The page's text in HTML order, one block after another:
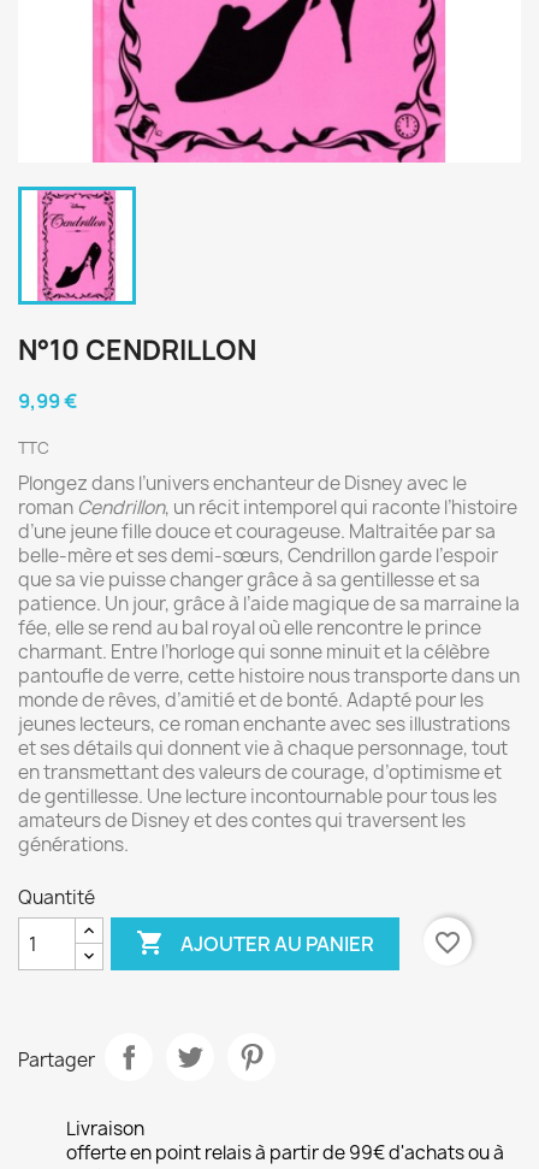
N°10 CENDRILLON
9,99 €
TTC
Plongez dans l’univers enchanteur de Disney avec le
roman Cendrillon, un récit intemporel qui raconte l’histoire
d’une jeune fille douce et courageuse. Maltraitée par sa
belle-mère et ses demi-sœurs, Cendrillon garde l’espoir
que sa vie puisse changer grâce à sa gentillesse et sa
patience. Un jour, grâce à l’aide magique de sa marraine la
fée, elle se rend au bal royal où elle rencontre le prince
charmant. Entre l’horloge qui sonne minuit et la célèbre
pantoufle de verre, cette histoire nous transporte dans un
monde de rêves, d’amitié et de bonté. Adapté pour les
jeunes lecteurs, ce roman enchante avec ses illustrations
et ses détails qui donnent vie à chaque personnage, tout
en transmettant des valeurs de courage, d’optimisme et
de gentillesse. Une lecture incontournable pour tous les
amateurs de Disney et des contes qui traversent les
générations.
Quantité
 AJOUTER AU PANIER favorite_border
Partager
Livraison
offerte en point relais à partir de 99€ d'achats ou à